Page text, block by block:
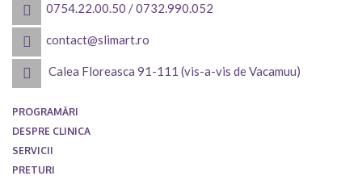
0754.22.00.50 /0732.990.052
contact@slimart.ro
Calea Floreasca 91-111 (vis-a-vis de Vacamuu)
PROGRAMĂRI
DESPRE CLINICA
SERVICII
PRETURI